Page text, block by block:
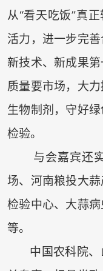
从“看天吃饭”真
活力，进一步完
新技术、新成果
质量要市场，大
生物制剂，守好
检验。
与会嘉宾还实
场、河南粮投大
检验中心、大蒜
等。
中国农科院、